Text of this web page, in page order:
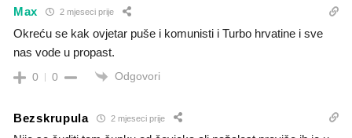
Max 2 mjeseci prije
Okreću se kak ovjetar puše i komunisti i Turbo hrvatine i sve
nas vode u propast.
0 0 Odgovori
Bezskrupula 2 mjeseci prije